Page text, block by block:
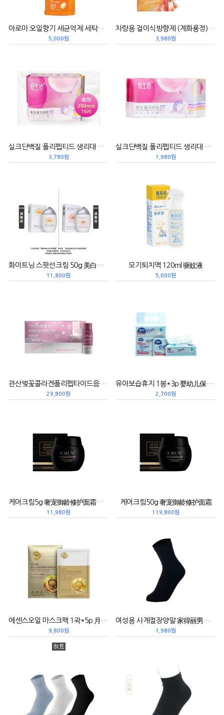
아로마 오일향기 세균억제 세탁세제 (오렌지과일향)1.1KG 精油香氛抑菌洗衣液/甜橙果香
5,000원
차량용 걸이식방향제 (계화룡정) 8ML悬挂式车载香薰/桂花龙井
3,980원
실크단백질 폴리펩티드 생리대 290*16p 蚕丝蛋白卫生巾
3,780원
실크단백질 폴리펩티드 생리대 360*6p 蚕丝蛋白卫生巾
1,980원
화이트닝 스팟선크림 50g 美白光护净斑防晒霜
11,800원
모기퇴치액 120ml 驱蚊液
5,000원
관산벚꽃콜라겐폴리펩타이드음료 600ml(60ml*10병) 关山樱花胶原蛋白三肽饮
29,800원
유아보습휴지 1봉*3p 婴幼儿保湿面巾纸
2,700원
케어크림5g 奢宠御龄修护面霜小样
11,980원
케어크림50g 奢宠御龄修护面霜
119,800원
에센스오일 마스크팩 1곽*5p 月中桂参芝玉润紧致精华油敷面膜
9,800원
여성용 사계절장양말 家得丽男士四季长袜
1,980원